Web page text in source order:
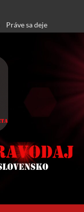
Práve sa deje